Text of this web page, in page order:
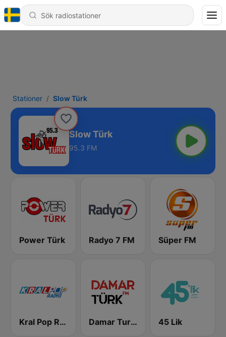
Stationer Slow Türk
Slow Türk
95.3 FM
Power Türk Radyo 7 FM Süper FM
Kral Pop Radyo Damar Turk FM 45 Lik